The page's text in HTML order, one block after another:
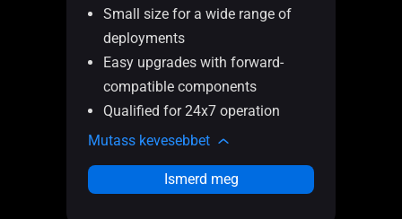
Small size for a wide range of
deployments
Easy upgrades with forward-
compatible components
Qualified for 24x7 operation
Mutass kevesebbet
Ismerd meg